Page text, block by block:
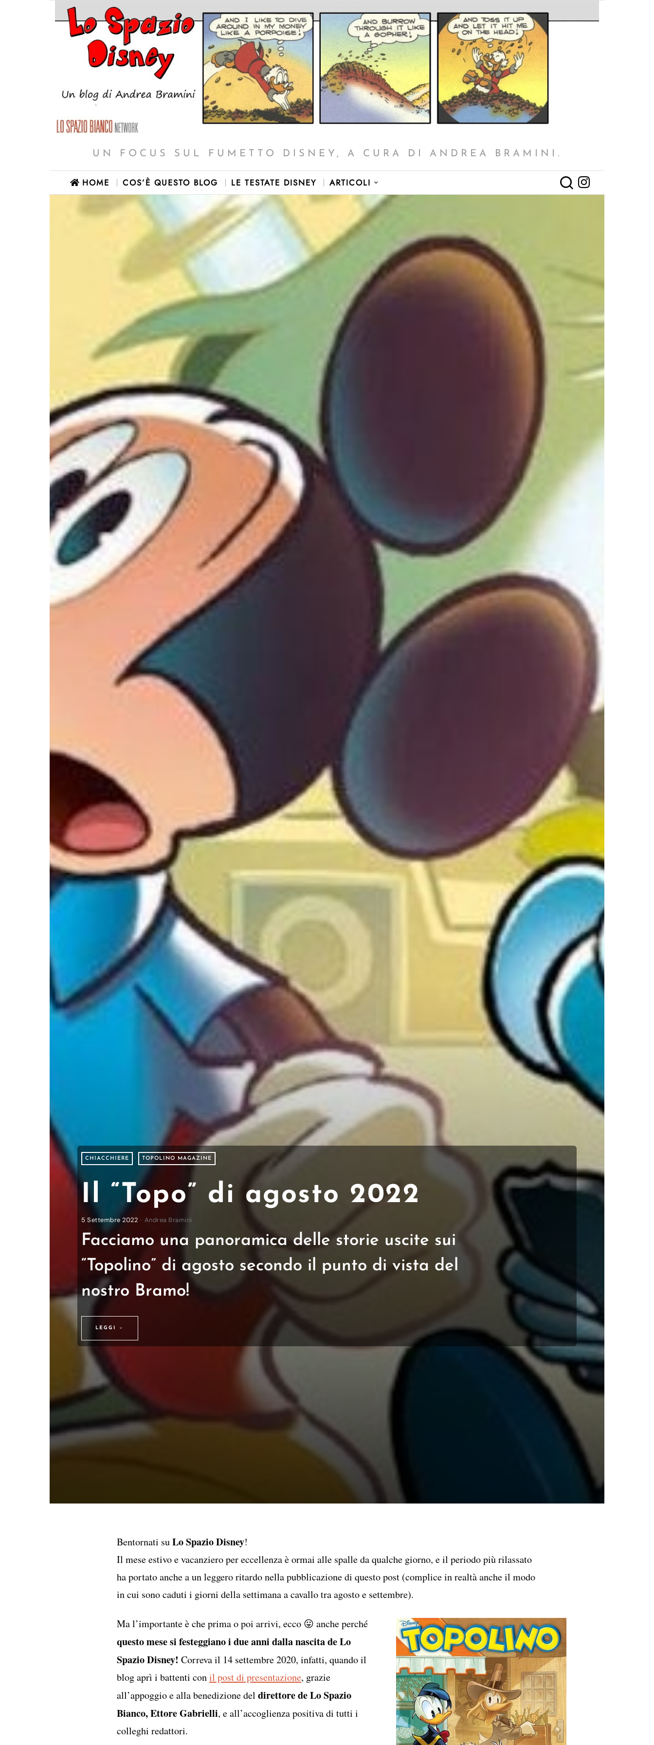
UN FOCUS SUL FUMETTO DISNEY, A CURA DI ANDREA BRAMINI.
HOME COS’È QUESTO BLOG LE TESTATE DISNEY ARTICOLI
CHIACCHIERE · TOPOLINO MAGAZINE
Il “Topo” di agosto 2022
5 Settembre 2022 Andrea Bramini
Facciamo una panoramica delle storie uscite sui
“Topolino” di agosto secondo il punto di vista del
nostro Bramo!
LEGGI
Bentornati suLo Spazio Disney!
Il mese estivo e vacanziero per eccellenza è ormai alle spalle da qualche giorno, e il periodo più rilassato
ha portato anche a un leggero ritardo nella pubblicazione di questo post (complice in realtà anche il modo
in cui sono caduti i giorni della settimana a cavallo tra agosto e settembre).
Ma l’importante è che prima o poi arrivi, ecco 😛 anche perché
questo mese si festeggiano i due anni dalla nascita de Lo
Spazio Disney! Correva il 14 settembre 2020, infatti, quando il
blog aprì i battenti conil post di presentazione, grazie
all’appoggio e alla benedizione del direttore de Lo Spazio
Bianco, Ettore Gabrielli, e all’accoglienza positiva di tutti i
colleghi redattori.